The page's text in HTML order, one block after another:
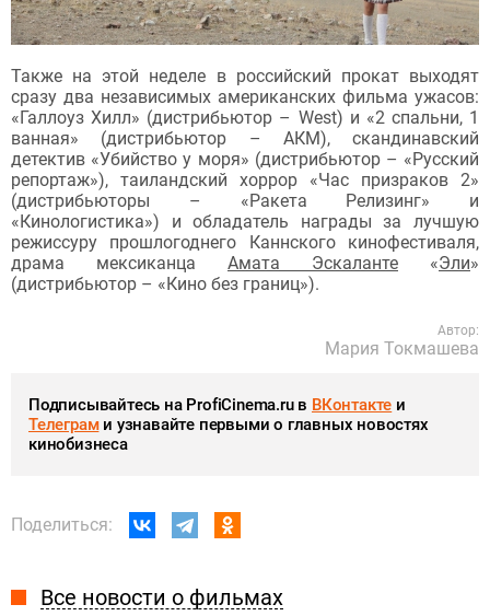
Также на этой неделе в российский прокат выходят
сразу два независимых американских фильма ужасов:
«Галлоуз Хилл» (дистрибьютор – West) и «2 спальни, 1
ванная» (дистрибьютор – АКМ), скандинавский
детектив «Убийство у моря» (дистрибьютор – «Русский
репортаж»), таиландский хоррор «Час призраков 2»
(дистрибьюторы – «Ракета Релизинг» и
«Кинологистика») и обладатель награды за лучшую
режиссуру прошлогоднего Каннского кинофестиваля,
драма мексиканца Амата Эскаланте «Эли»
(дистрибьютор – «Кино без границ»).
Автор:
Мария Токмашева
Подписывайтесь на ProfiCinema.ru в ВКонтакте и
Телеграми узнавайте первыми о главных новостях
кинобизнеса
Поделиться:
Все новости о фильмах